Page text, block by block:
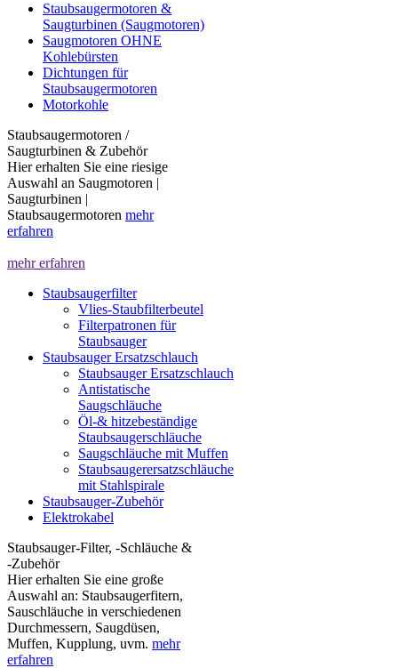
Staubsaugermotoren &
Saugturbinen (Saugmotoren)
Saugmotoren OHNE
Kohlebürsten
Dichtungen für
Staubsaugermotoren
Motorkohle
Staubsaugermotoren /
Saugturbinen & Zubehör
Hier erhalten Sie eine riesige
Auswahl an Saugmotoren |
Saugturbinen |
Staubsaugermotoren mehr
erfahren
mehr erfahren
Staubsaugerfilter
Vlies-Staubfilterbeutel
Filterpatronen für
Staubsauger
Staubsauger Ersatzschlauch
Staubsauger Ersatzschlauch
Antistatische
Saugschläuche
Öl-& hitzebeständige
Staubsaugerschläuche
Saugschläuche mit Muffen
Staubsaugerersatzschläuche
mit Stahlspirale
Staubsauger-Zubehör
Elektrokabel
Staubsauger-Filter, -Schläuche &
-Zubehör
Hier erhalten Sie eine große
Auswahl an: Staubsaugerfitern,
Sauschläuche in verschiedenen
Durchmessern, Saugdüsen,
Muffen, Kupplung, uvm. mehr
erfahren